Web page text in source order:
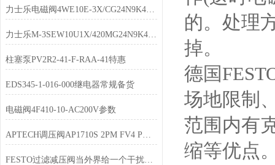
力士乐电磁阀4WE10E-3X/CG24N9K4库存充足
力士乐M-3SEW10U1X/420MG24N9K4大量现货
柱塞泵PV2R2-41-F-RAA-41特惠
EDS345-1-016-000继电器常规备货
电磁阀4F410-10-AC200V参数
APTECH调压阀AP1710S 2PM FV4 P发货快
FESTO过滤减压阀当外界给一个干扰信号时
的。处理
掉。
德国
场地限制
范围内有
缩等优点